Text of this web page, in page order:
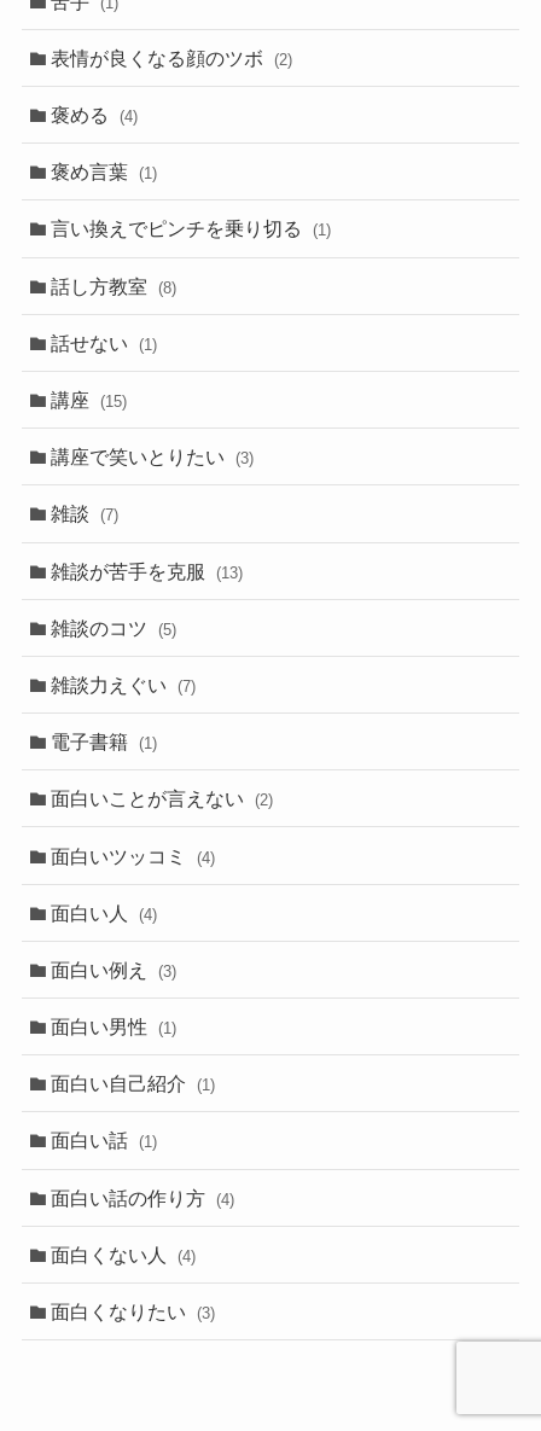
表情が良くなる顔のツボ (2)
褒める (4)
褒め言葉 (1)
言い換えでピンチを乗り切る (1)
話し方教室 (8)
話せない (1)
講座 (15)
講座で笑いとりたい (3)
雑談 (7)
雑談が苦手を克服 (13)
雑談のコツ (5)
雑談力えぐい (7)
電子書籍 (1)
面白いことが言えない (2)
面白いツッコミ (4)
面白い人 (4)
面白い例え (3)
面白い男性 (1)
面白い自己紹介 (1)
面白い話 (1)
面白い話の作り方 (4)
面白くない人 (4)
面白くなりたい (3)